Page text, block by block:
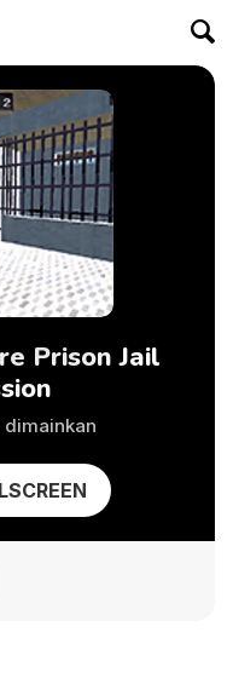
Prison Jail